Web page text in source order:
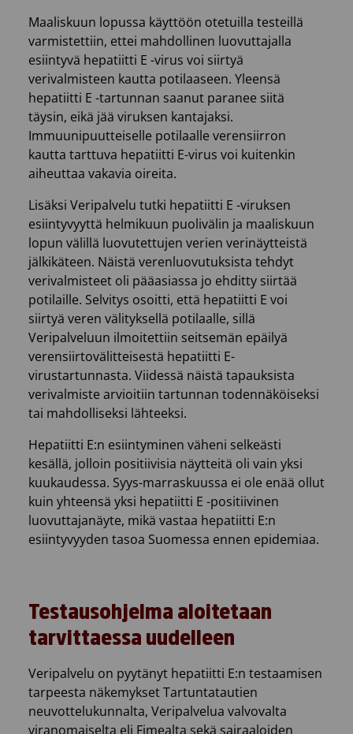
Maaliskuun lopussa käyttöön otetuilla testeillä
varmistettiin, ettei mahdollinen luovuttajalla
esiintyvä hepatiitti E -virus voi siirtyä
verivalmisteen kautta potilaaseen. Yleensä
hepatiitti E -tartunnan saanut paranee siitä
täysin, eikä jää viruksen kantajaksi.
Immuunipuutteiselle potilaalle verensiirron
kautta tarttuva hepatiitti E-virus voi kuitenkin
aiheuttaa vakavia oireita.
Lisäksi Veripalvelu tutki hepatiitti E -viruksen
esiintyvyyttä helmikuun puolivälin ja maaliskuun
lopun välillä luovutettujen verien verinäytteistä
jälkikäteen. Näistä verenluovutuksista tehdyt
verivalmisteet oli pääasiassa jo ehditty siirtää
potilaille. Selvitys osoitti, että hepatiitti E voi
siirtyä veren välityksellä potilaalle, sillä
Veripalveluun ilmoitettiin seitsemän epäilyä
verensiirtovälitteisestä hepatiitti E-
virustartunnasta. Viidessä näistä tapauksista
verivalmiste arvioitiin tartunnan todennäköiseksi
tai mahdolliseksi lähteeksi.
Hepatiitti E:n esiintyminen väheni selkeästi
kesällä, jolloin positiivisia näytteitä oli vain yksi
kuukaudessa. Syys-marraskuussa ei ole enää ollut
kuin yhteensä yksi hepatiitti E -positiivinen
luovuttajanäyte, mikä vastaa hepatiitti E:n
esiintyvyyden tasoa Suomessa ennen epidemiaa.
Testausohjelma aloitetaan
tarvittaessa uudelleen
Veripalvelu on pyytänyt hepatiitti E:n testaamisen
tarpeesta näkemykset Tartuntatautien
neuvottelukunnalta, Veripalvelua valvovalta
viranomaiselta eli Fimealta sekä sairaaloiden